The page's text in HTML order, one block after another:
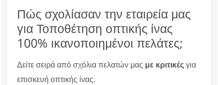
Πώς σχολίασαν την εταιρεία μας
για Τοποθέτηση οπτικής ίνας
100% ικανοποιημένοι πελάτες;
Δείτε σειρά από σχόλια πελατών μας με κριτικέςγια
επισκευή οπτικής ίνας.